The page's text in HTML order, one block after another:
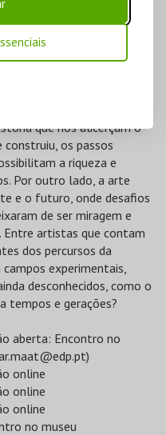
de permitir a reflexão
que nos alicerçam o
construiu, os passos
a riqueza e
Por outro lado, a arte
e o futuro, onde desafios
de ser miragem e
Entre artistas que contam
dos percursos da
experimentais,
desconhecidos, como o
tempos e gerações?
aberta: Encontro no
)
online
online
online
no museu